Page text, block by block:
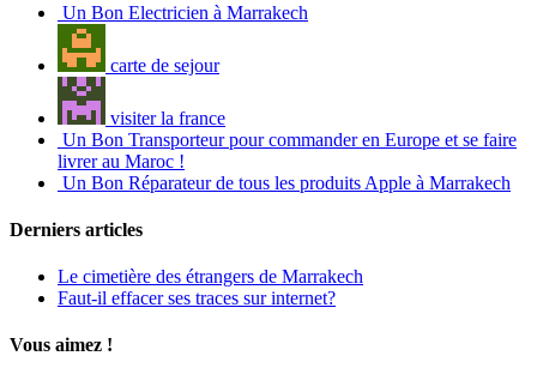
Un Bon Electricien à Marrakech
carte de sejour
visiter la france
Un Bon Transporteur pour commander en Europe et se faire
livrer au Maroc !
Un Bon Réparateur de tous les produits Apple à Marrakech
Derniers articles
Le cimetière des étrangers de Marrakech
Faut-il effacer ses traces sur internet?
Vous aimez !